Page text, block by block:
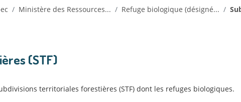
Ministère des Ressources... Refuge biologique (désigné...
(STF)
territoriales forestières (STF) dont les refuges biologiques.